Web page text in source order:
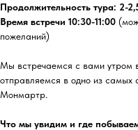
Продолжительность тура: 2-
Время встречи 10:30-11:00
пожеланий)
Мы встречаемся с вами утром
отправляемся в одно из
Монмартр.
Что мы увидим и где